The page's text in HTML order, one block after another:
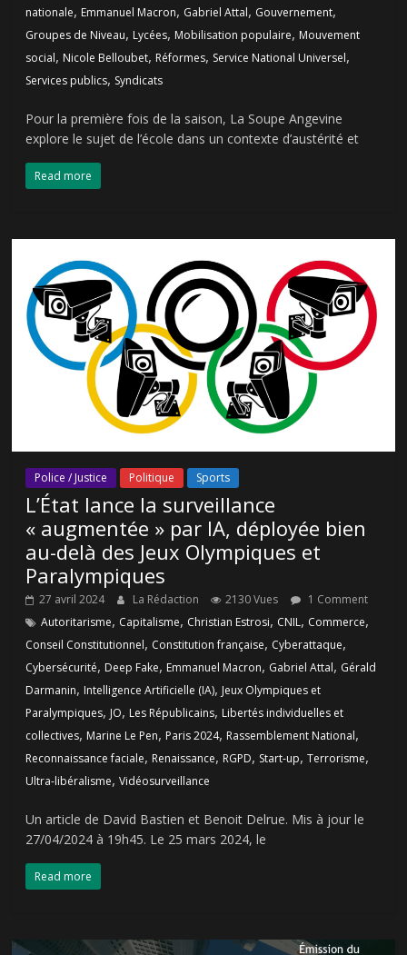
nationale, Emmanuel Macron, Gabriel Attal, Gouvernement,
Groupes de Niveau, Lycées, Mobilisation populaire, Mouvement
social, Nicole Belloubet, Réformes, Service National Universel,
Services publics, Syndicats
Pour la première fois de la saison, La Soupe Angevine
explore le sujet de l’école dans un contexte d’austérité et
Read more
Police / Justice Politique Sports
L’État lance la surveillance
« augmentée » par IA, déployée bien
au-delà des Jeux Olympiques et
Paralympiques
27 avril 2024 La Rédaction 2130 Vues
1 Comment
Autoritarisme, Capitalisme, Christian Estrosi, CNIL, Commerce,
Conseil Constitutionnel, Constitution française, Cyberattaque,
Cybersécurité, Deep Fake, Emmanuel Macron, Gabriel Attal, Gérald
Darmanin, Intelligence Artificielle (IA), Jeux Olympiques et
Paralympiques, JO, Les Républicains, Libertés individuelles et
collectives, Marine Le Pen, Paris 2024, Rassemblement National,
Reconnaissance faciale, Renaissance, RGPD, Start-up,Terrorisme,
Ultra-libéralisme,Vidéosurveillance
Un article de David Bastien et Benoit Delrue. Mis à jour le
27/04/2024 à 19h45. Le 25 mars 2024, le
Read more